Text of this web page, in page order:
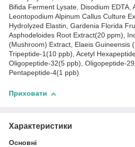
Bifida Ferment Lysate, Disodium EDTA,
Leontopodium Alpinum Callus Culture
Hydrolyzed Elastin, Gardenia Florida
Asphodeloides Root Extract(20 ppm),
(Mushroom) Extract, Elaeis Guineensis
Tripeptide-1(10 ppb), Acetyl
Oligopeptide-32(5 ppb), Oligopeptide-
Pentapeptide-4(1 ppb)
Приховати
Характеристики
Основні